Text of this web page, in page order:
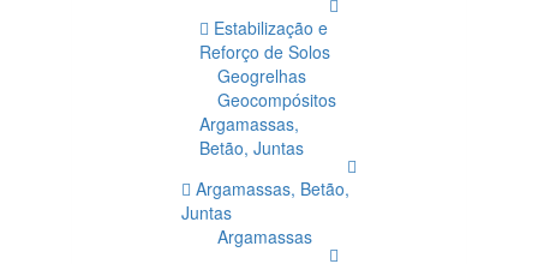
Estabilização e
Reforço de Solos
Geogrelhas
Geocompósitos
Argamassas,
Betão, Juntas
Argamassas, Betão,
Juntas
Argamassas